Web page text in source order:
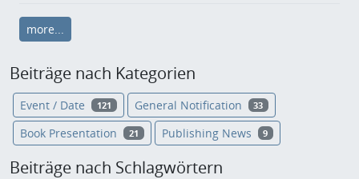
more...
Beiträge nach Kategorien
Event / Date 121 General Notification 33
Book Presentation 21 Publishing News 9
Beiträge nach Schlagwörtern